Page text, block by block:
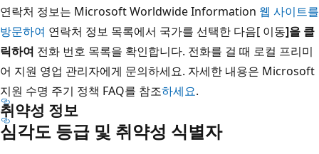
연락처 정보는 Microsoft Worldwide Information 웹 사이트를
방문하여 연락처 정보 목록에서 국가를 선택한 다음[ 이동]을 클
릭하여 전화 번호 목록을 확인합니다. 전화를 걸 때 로컬 프리미
어 지원 영업 관리자에게 문의하세요. 자세한 내용은 Microsoft
지원 수명 주기 정책 FAQ를 참조하세요.
취약성 정보
심각도 등급 및 취약성 식별자